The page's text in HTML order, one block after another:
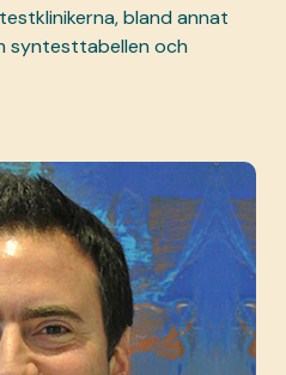
bland annat
syntesttabellen och